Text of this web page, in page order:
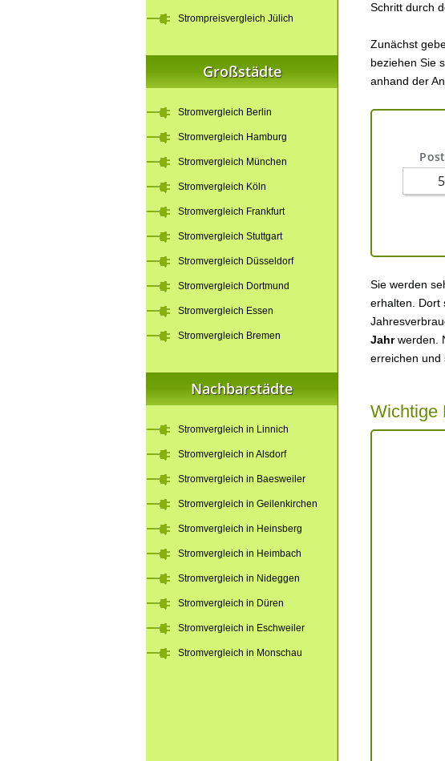
Schritt durch
Zunächst
beziehen Sie
anhand der
Sie werden
erhalten. Dort
Jahrwerden.
erreichen und
Wichtige
Strompreisvergleich Jülich
Großstädte
Stromvergleich Berlin
Stromvergleich Hamburg
Stromvergleich München
Stromvergleich Köln
Stromvergleich Frankfurt
Stromvergleich Stuttgart
Stromvergleich Düsseldorf
Stromvergleich Dortmund
Stromvergleich Essen
Stromvergleich Bremen
Nachbarstädte
Stromvergleich in Linnich
Stromvergleich in Alsdorf
Stromvergleich in Baesweiler
Stromvergleich in Geilenkirchen
Stromvergleich in Heinsberg
Stromvergleich in Heimbach
Stromvergleich in Nideggen
Stromvergleich in Düren
Stromvergleich in Eschweiler
Stromvergleich in Monschau